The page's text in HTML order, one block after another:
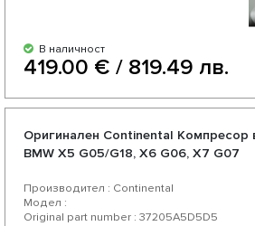
В наличност
419.00 € / 819.49 лв.
Оригинален Continental Компресор
BMW X5 G05/G18, X6 G06, X7 G07
Производител : Continental
Модел :
Original part number : 37205A5D5D5